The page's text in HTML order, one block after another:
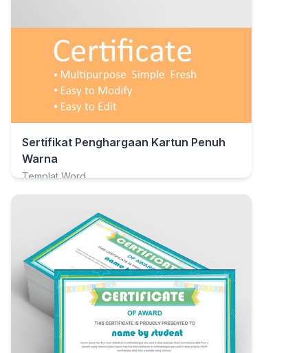
Sertifikat Penghargaan Kartun Penuh
Warna
Templat Word